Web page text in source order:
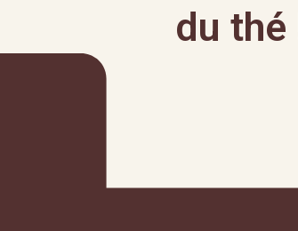
du thé